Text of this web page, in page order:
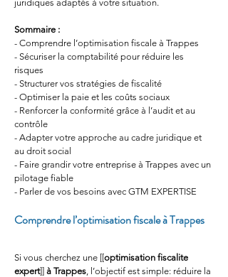
juridiques adaptés à votre situation.
Sommaire :
- Comprendre l’optimisation fiscale à Trappes
- Sécuriser la comptabilité pour réduire les
risques
- Structurer vos stratégies de fiscalité
- Optimiser la paie et les coûts sociaux
- Renforcer la conformité grâce à l’audit et au
contrôle
- Adapter votre approche au cadre juridique et
au droit social
- Faire grandir votre entreprise à Trappes avec un
pilotage fiable
- Parler de vos besoins avec GTM EXPERTISE
Comprendre l’optimisation fiscale à Trappes
Si vous cherchez une [[optimisation fiscalite
expert]] à Trappes, l’objectif est simple: réduire la